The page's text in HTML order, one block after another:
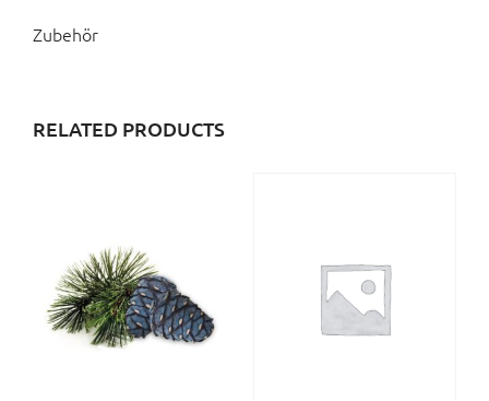
Zubehör
RELATED PRODUCTS